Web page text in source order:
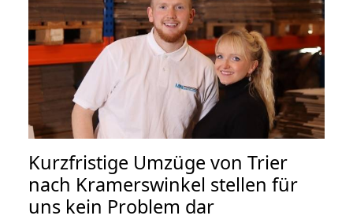
Kurzfristige Umzüge von Trier
nach Kramerswinkel stellen für
uns kein Problem dar